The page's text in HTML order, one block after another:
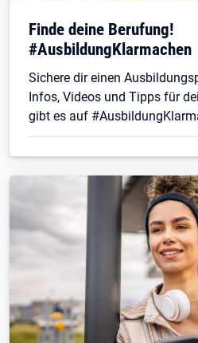
Finde deine Berufung!
#AusbildungKlarmachen
Sichere dir einen
Infos, Videos und Tipps für
gibt es auf